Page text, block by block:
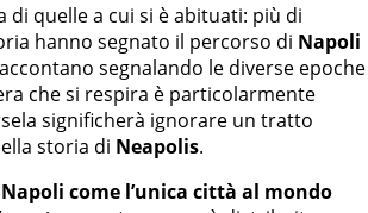
di quelle a cui si è abituati: più di
hanno segnato il percorso di Napoli
segnalando le diverse epoche
che si respira è particolarmente
significherà ignorare un tratto
storia di Neapolis.
Napoli come l’unica città al mondo